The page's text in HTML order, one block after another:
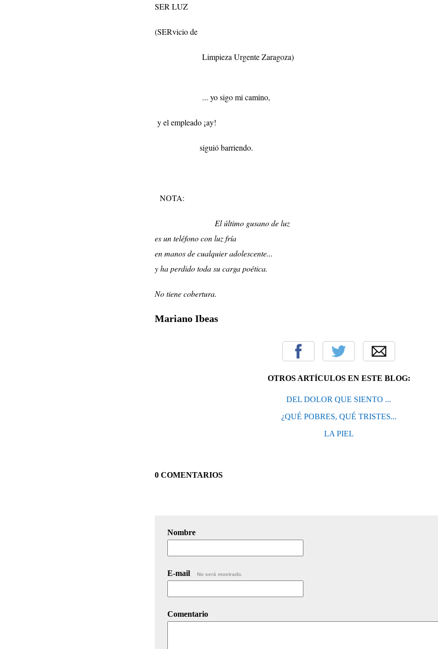
SER LUZ
(SERvicio de
Limpieza Urgente Zaragoza)
... yo sigo mi camino,
y el empleado ¡ay!
siguió barriendo.
NOTA:
El último gusano de luz
es un teléfono con luz fría
en manos de cualquier adolescente...
y ha perdido toda su carga poética.
No tiene cobertura.
Mariano Ibeas
OTROS ARTÍCULOS EN ESTE BLOG:
DEL DOLOR QUE SIENTO ...
¿QUÉ POBRES, QUÉ TRISTES...
LA PIEL
0 COMENTARIOS
Nombre
E-mail No será mostrado.
Comentario